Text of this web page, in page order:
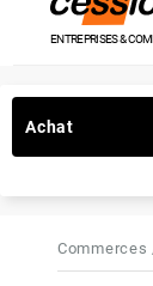
ENTREPRISES &
Achat
Commerces